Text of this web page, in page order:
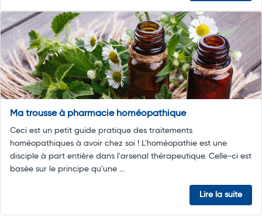
Ma trousse à pharmacie homéopathique
Ceci est un petit guide pratique des traitements
homéopathiques à avoir chez soi ! L'homéopathie est une
disciple à part entière dans l'arsenal thérapeutique. Celle-ci est
basée sur le principe qu'une ...
Lire la suite